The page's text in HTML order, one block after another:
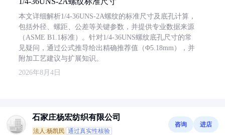
本文详细解析1/4-36UNS-2A螺纹的标准尺寸及底孔计算，
包括外径、螺距、公差等关键参数，并提供专业数据来源
（ASME B1.1标准）。针对1/4-36UNS螺纹底孔尺寸的常
见疑问，通过公式推导给出精确推荐值（Φ5.18mm），并
附加工艺建议与扩展知识。
2026年8月4日
石家庄杨宏纺织有限公司
法人:杨凯民 通过真实性核验
咨询 进店